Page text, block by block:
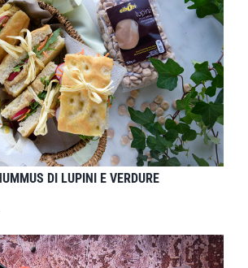
DI LUPINI E VERDURE